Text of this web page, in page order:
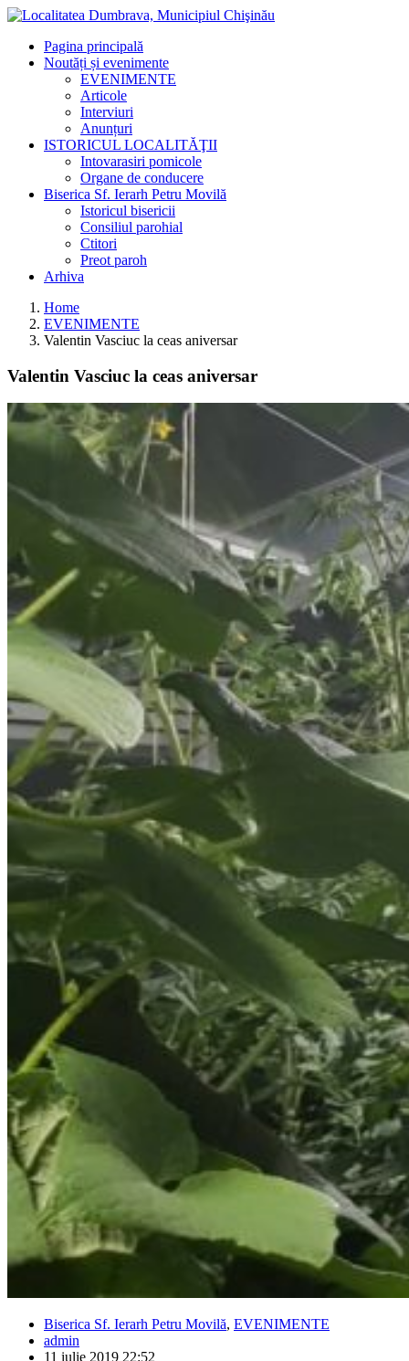
Pagina principală
Noutăți și evenimente
EVENIMENTE
Articole
Interviuri
Anunțuri
ISTORICUL LOCALITĂŢII
Intovarasiri pomicole
Organe de conducere
Biserica Sf. Ierarh Petru Movilă
Istoricul bisericii
Consiliul parohial
Ctitori
Preot paroh
Arhiva
Home
EVENIMENTE
Valentin Vasciuc la ceas aniversar
Valentin Vasciuc la ceas aniversar
Biserica Sf. Ierarh Petru Movilă, EVENIMENTE
admin
11 iulie 2019 22:52